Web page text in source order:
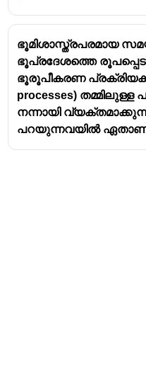
ഭൂമിശാസ്ത്രപരമായ
ഭൂപ്രദേശത്തെ
ഭൂരൂപീകരണ
processes)
നന്നായി
പറയുന്നവയിൽ